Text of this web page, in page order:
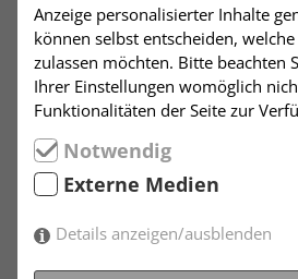
Anzeige personalisierter Inhalte
können selbst entscheiden,
zulassen möchten. Bitte beachten
Ihrer Einstellungen womöglich
Funktionalitäten der Seite zur
Notwendig
Externe Medien
Details anzeigen/ausblenden